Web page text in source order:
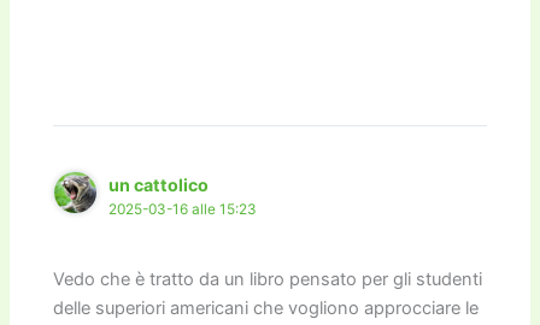
un cattolico
2025-03-16 alle 15:23
Vedo che è tratto da un libro pensato per gli studenti
delle superiori americani che vogliono approcciare le